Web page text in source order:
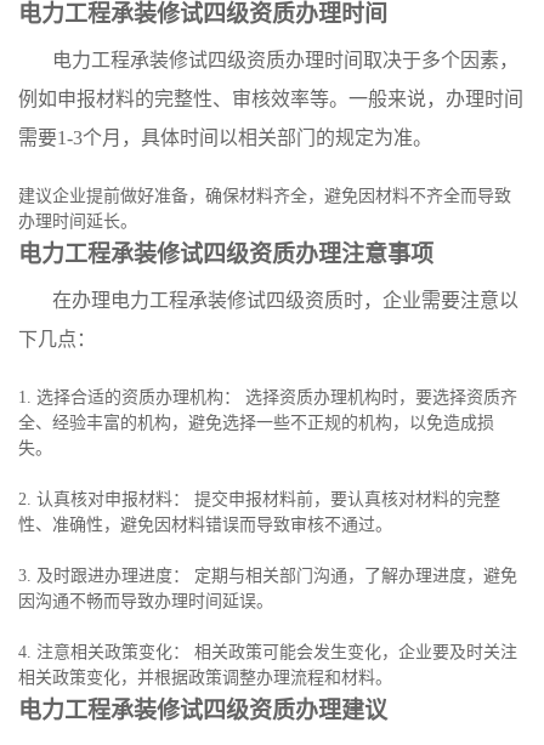
电力工程承装修试四级资质办理时间
电力工程承装修试四级资质办理时间取决于多个因素，
例如申报材料的完整性、审核效率等。一般来说，办理时间
需要1-3个月，具体时间以相关部门的规定为准。
建议企业提前做好准备，确保材料齐全，避免因材料不齐全而导致
办理时间延长。
电力工程承装修试四级资质办理注意事项
在办理电力工程承装修试四级资质时，企业需要注意以
下几点：
1. 选择合适的资质办理机构： 选择资质办理机构时，要选择资质齐
全、经验丰富的机构，避免选择一些不正规的机构，以免造成损
失。
2. 认真核对申报材料： 提交申报材料前，要认真核对材料的完整
性、准确性，避免因材料错误而导致审核不通过。
3. 及时跟进办理进度： 定期与相关部门沟通，了解办理进度，避免
因沟通不畅而导致办理时间延误。
4. 注意相关政策变化： 相关政策可能会发生变化，企业要及时关注
相关政策变化，并根据政策调整办理流程和材料。
电力工程承装修试四级资质办理建议